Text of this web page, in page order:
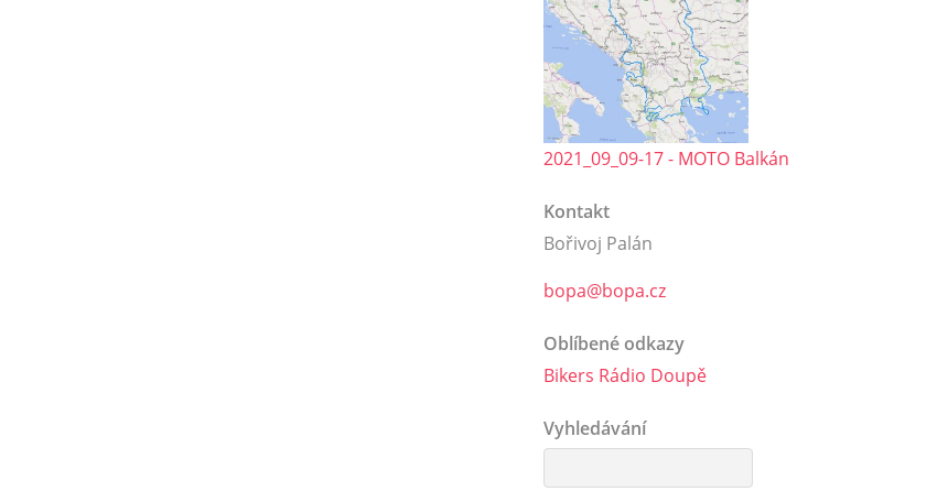
2021_09_09-17 - MOTO Balkán
Kontakt
Bořivoj Palán
bopa@bopa.cz
Oblíbené odkazy
Bikers Rádio Doupě
Vyhledávání